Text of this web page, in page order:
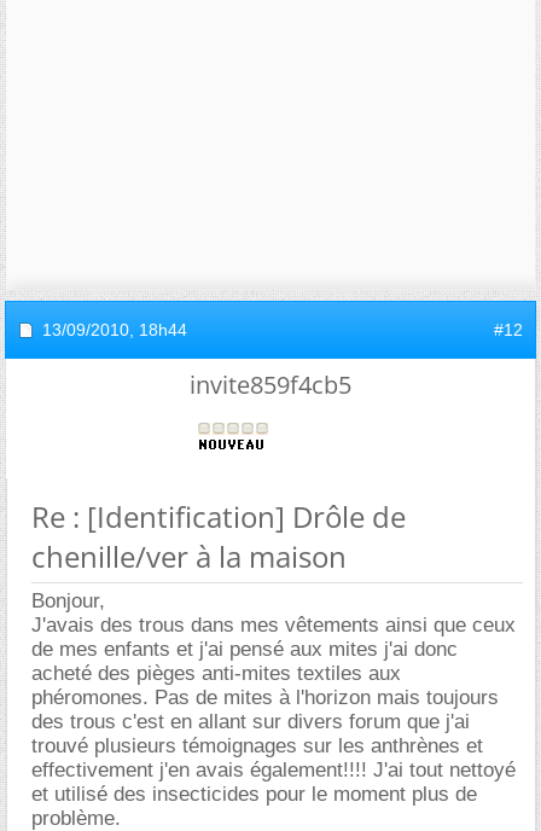
13/09/2010, 18h44 #12
invite859f4cb5
Re : [Identification] Drôle de
chenille/ver à la maison
Bonjour,
J'avais des trous dans mes vêtements ainsi que ceux
de mes enfants et j'ai pensé aux mites j'ai donc
acheté des pièges anti-mites textiles aux
phéromones. Pas de mites à l'horizon mais toujours
des trous c'est en allant sur divers forum que j'ai
trouvé plusieurs témoignages sur les anthrènes et
effectivement j'en avais également!!!! J'ai tout nettoyé
et utilisé des insecticides pour le moment plus de
problème.